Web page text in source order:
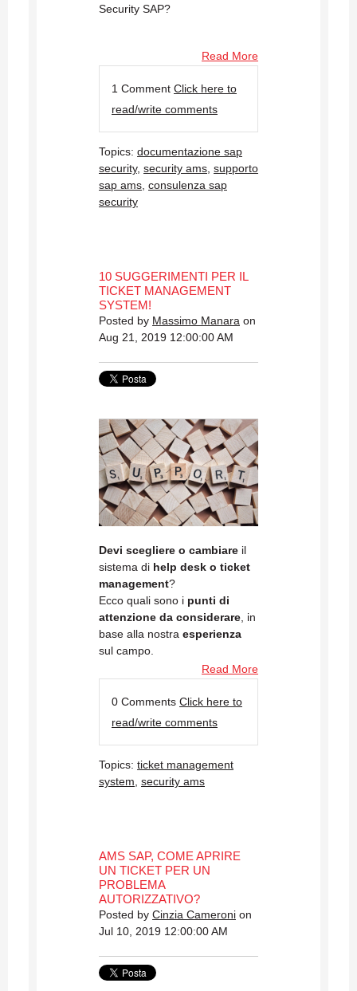
Security SAP?
Read More
1 Comment Click here to
read/write comments
Topics: documentazione sap
security, security ams, supporto
sap ams, consulenza sap
security
10 SUGGERIMENTI PER IL
TICKET MANAGEMENT
SYSTEM!
Posted by Massimo Manara on
Aug 21, 2019 12:00:00 AM
Devi scegliere o cambiare il
sistema di help desk o ticket
management?
Ecco quali sono i punti di
attenzione da considerare , in
base alla nostra esperienza
sul campo.
Read More
0 Comments Click here to
read/write comments
Topics: ticket management
system security ams
AMS SAP, COME APRIRE
UN TICKET PER UN
PROBLEMA
AUTORIZZATIVO?
Posted by Cinzia Cameroni on
Jul 10, 2019 12:00:00 AM